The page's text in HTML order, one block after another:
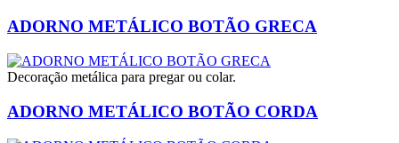
ADORNO METÁLICO BOTÃO GRECA
Decoração metálica para pregar ou colar.
ADORNO METÁLICO BOTÃO CORDA